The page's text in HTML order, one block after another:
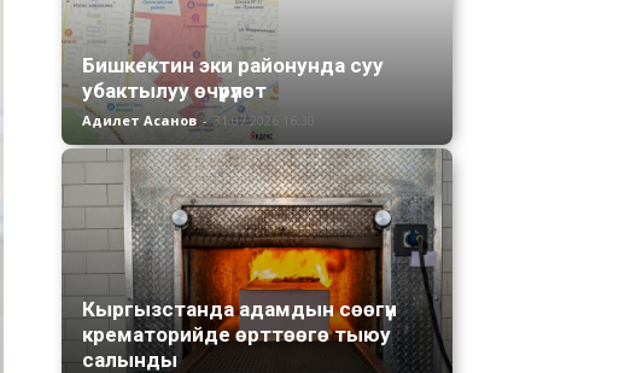
Бишкектин эки районунда суу
убактылуу өчүрүлөт
Адилет Асанов - 31.07.2026 16:30
Кыргызстанда адамдын сөөгүн
крематорийде өрттөөгө тыюу
салынды